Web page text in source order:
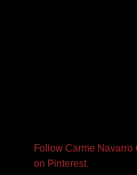
Follow Carme
on Pinterest.